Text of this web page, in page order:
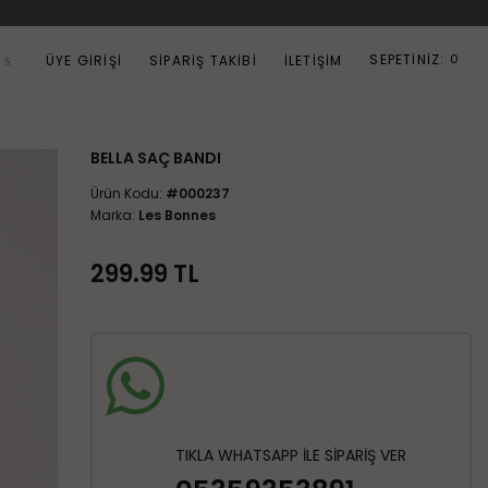
ÜYE GIRIŞI SIPARIŞ TAKIBI İLETIŞIM SEPETİNİZ: 0
BELLA SAÇ BANDI
Ürün Kodu: #000237
Marka: Les Bonnes
299.99 TL
TIKLA WHATSAPP İLE SİPARİŞ VER